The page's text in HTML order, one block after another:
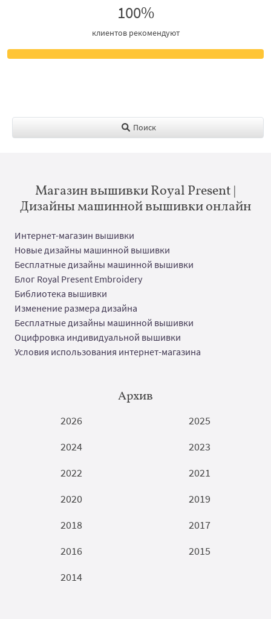
100%
клиентов рекомендуют
Поиск
Магазин вышивки Royal Present |
Дизайны машинной вышивки онлайн
Интернет-магазин вышивки
Новые дизайны машинной вышивки
Бесплатные дизайны машинной вышивки
Блог Royal Present Embroidery
Библиотека вышивки
Изменение размера дизайна
Бесплатные дизайны машинной вышивки
Оцифровка индивидуальной вышивки
Условия использования интернет-магазина
Архив
2026
2025
2024
2023
2022
2021
2020
2019
2018
2017
2016
2015
2014